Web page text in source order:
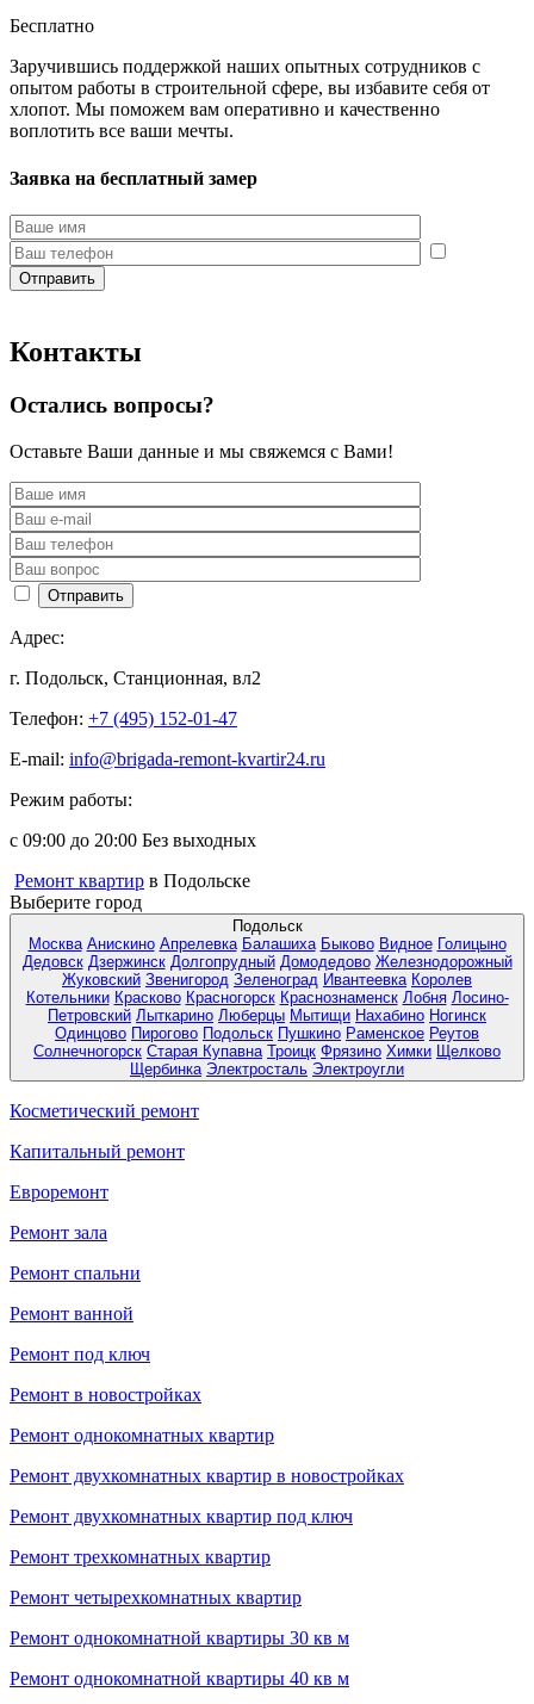
Бесплатно
Заручившись поддержкой наших опытных сотрудников с
опытом работы в строительной сфере, вы избавите себя от
хлопот. Мы поможем вам оперативно и качественно
воплотить все ваши мечты.
Заявка на бесплатный замер
Контакты
Остались вопросы?
Оставьте Ваши данные и мы свяжемся с Вами!
Адрес:
г. Подольск, Станционная, вл2
Телефон: +7 (495) 152-01-47
E-mail: info@brigada-remont-kvartir24.ru
Режим работы:
с 09:00 до 20:00 Без выходных
Ремонт квартир в Подольске
Выберите город
Подольск
Москва Анискино Апрелевка Балашиха Быково Видное Голицыно
Дедовск Дзержинск Долгопрудный Домодедово Железнодорожный
Жуковский Звенигород Зеленоград Ивантеевка Королев
Котельники Красково Красногорск Краснознаменск Лобня Лосино-
Петровский Лыткарино Люберцы Мытищи Нахабино Ногинск
Одинцово Пирогово Подольск Пушкино Раменское Реутов
Солнечногорск Старая Купавна Троицк Фрязино Химки Щелково
Щербинка Электросталь Электроугли
Косметический ремонт
Капитальный ремонт
Евроремонт
Ремонт зала
Ремонт спальни
Ремонт ванной
Ремонт под ключ
Ремонт в новостройках
Ремонт однокомнатных квартир
Ремонт двухкомнатных квартир в новостройках
Ремонт двухкомнатных квартир под ключ
Ремонт трехкомнатных квартир
Ремонт четырехкомнатных квартир
Ремонт однокомнатной квартиры 30 кв м
Ремонт однокомнатной квартиры 40 кв м